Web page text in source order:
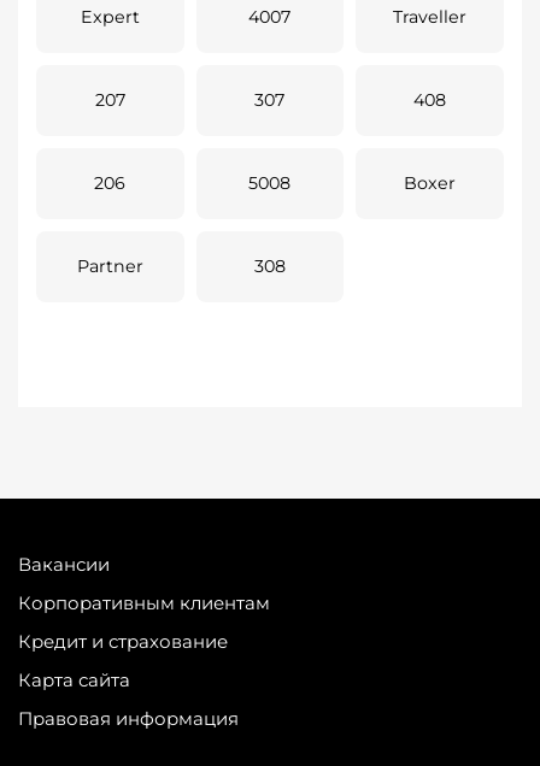
Expert 4007 Traveller
207 307 408
206 5008 Boxer
Partner 308
Вакансии
Корпоративным клиентам
Кредит и страхование
Карта сайта
Правовая информация